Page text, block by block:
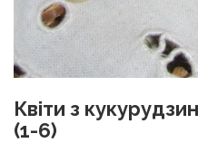
Квіти з
(1-6)